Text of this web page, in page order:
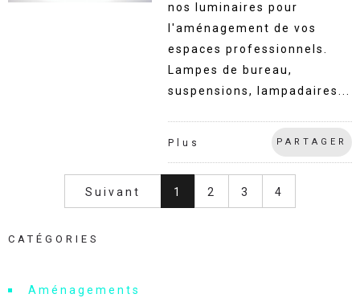
nos luminaires pour
l'aménagement de vos
espaces professionnels.
Lampes de bureau,
suspensions, lampadaires...
Plus PARTAGER
Suivant 1 2 3 4
CATÉGORIES
Aménagements